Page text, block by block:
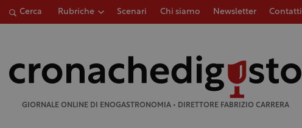
Cerca Rubriche Scenari Chi siamo Newsletter Contatti
GIORNALE ONLINE DI ENOGASTRONOMIA • DIRETTORE FABRIZIO CARRERA